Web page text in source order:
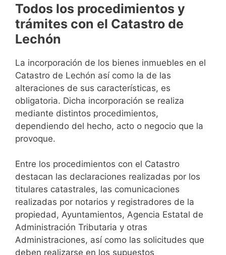
Todos los procedimientos y
trámites con el Catastro de
Lechón
La incorporación de los bienes inmuebles en el
Catastro de Lechón así como la de las
alteraciones de sus características, es
obligatoria. Dicha incorporación se realiza
mediante distintos procedimientos,
dependiendo del hecho, acto o negocio que la
provoque.
Entre los procedimientos con el Catastro
destacan las declaraciones realizadas por los
titulares catastrales, las comunicaciones
realizadas por notarios y registradores de la
propiedad, Ayuntamientos, Agencia Estatal de
Administración Tributaria y otras
Administraciones, así como las solicitudes que
deben realizarse en los supuestos